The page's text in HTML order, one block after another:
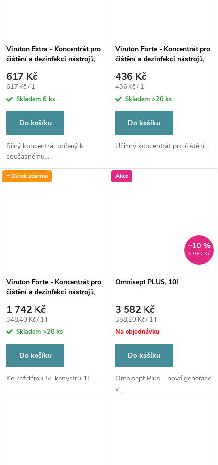
Viruton Extra - Koncentrát pro
čištění a dezinfekci nástrojů,
617 Kč
Měrná
cena:
617 Kč / 1 l
Skladem 6 ks
Do košíku
Silný koncentrát určený k
současnému...
Viruton Forte - Koncentrát pro
čištění a dezinfekci nástrojů,
436 Kč
Měrná
cena:
436 Kč / 1 l
Skladem >20 ks
Do košíku
Účinný koncentrát pro čištění...
+ Dárek zdarma
Viruton Forte - Koncentrát pro
čištění a dezinfekci nástrojů,
1 742 Kč
Měrná
cena:
348,40 Kč / 1 l
Skladem >20 ks
Do košíku
Ke každému 5L kanystru 1L...
Akce
3 980 Kč
–10 %
Omnisept PLUS, 10l
3 582 Kč
Měrná
cena:
358,20 Kč / 1 l
Na objednávku
Do košíku
Omnisept Plus – nová generace
v...